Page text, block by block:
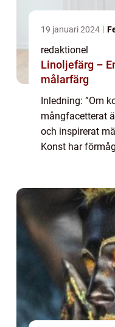
19 januari 2024
redaktionel
Linoljefärg –
målarfärg
Inledning: ”Om
mångfacetterat
och inspirerat
Konst har